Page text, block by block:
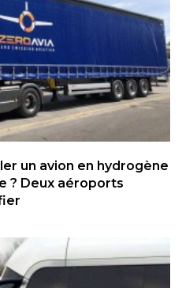
un avion en hydrogène
? Deux aéroports